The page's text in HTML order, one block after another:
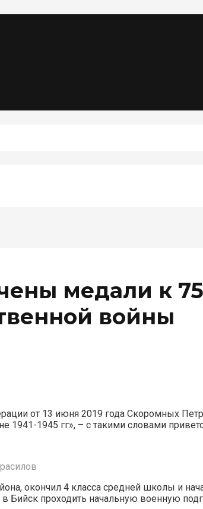
медали к
войны
от 13 июня 2019 года Скоромных
1945 гг», – с такими словами
окончил 4 класса средней школы и
Бийск проходить начальную военную